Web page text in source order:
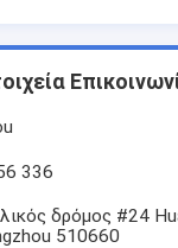
336
δρόμος #24
510660